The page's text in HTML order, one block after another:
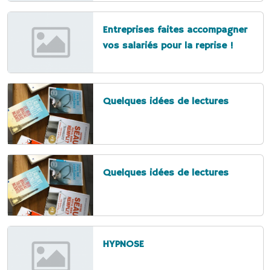
Entreprises faites accompagner
vos salariés pour la reprise !
Quelques idées de lectures
Quelques idées de lectures
HYPNOSE